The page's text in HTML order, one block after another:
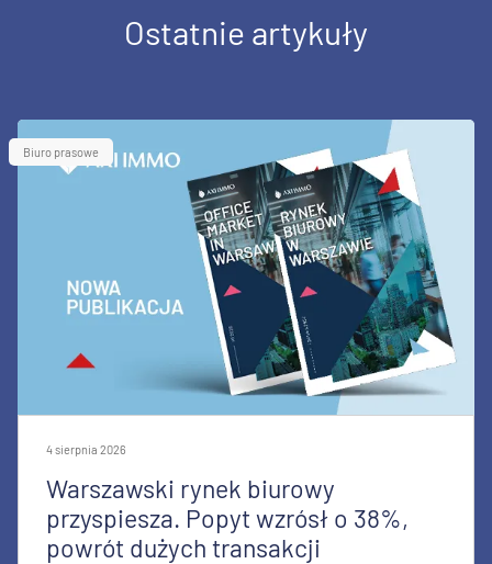
Ostatnie artykuły
Biuro prasowe
4 sierpnia 2026
Warszawski rynek biurowy
przyspiesza. Popyt wzrósł o 38%,
powrót dużych transakcji